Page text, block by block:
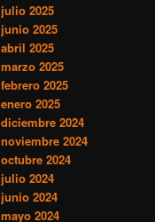
julio 2025
junio 2025
abril 2025
marzo 2025
febrero 2025
enero 2025
diciembre 2024
noviembre 2024
octubre 2024
julio 2024
junio 2024
mayo 2024